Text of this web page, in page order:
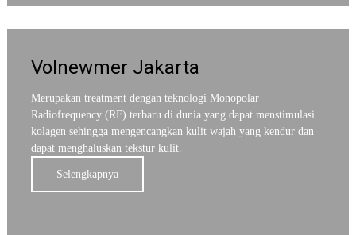
Volnewmer Jakarta
Merupakan treatment dengan teknologi Monopolar
Radiofrequency (RF) terbaru di dunia yang dapat menstimulasi
kolagen sehingga mengencangkan kulit wajah yang kendur dan
dapat menghaluskan tekstur kulit.
Selengkapnya